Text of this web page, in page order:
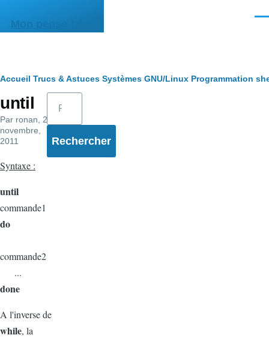
Mon pense-bête
Fil
d'Ariane
Accueil Trucs & Astuces Systèmes GNU/Linux Programmation
until
Par ronan , 22
novembre,
2011
Syntaxe :
until
commande1
do
commande2
...
done
A l'inverse de
while, la